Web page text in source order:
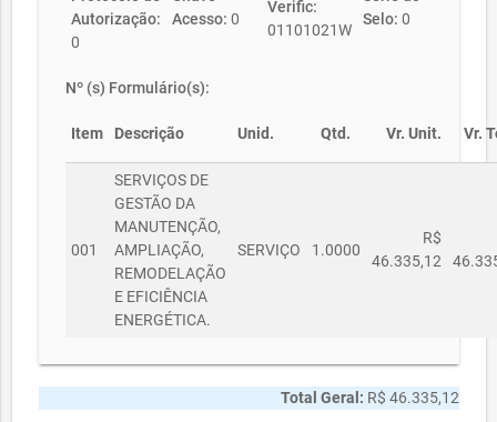
Autorização:
0
Acesso: 0
Verific:
01101021W
Selo: 0
Nº (s) Formulário(s):
Item Descrição Unid. Qtd. Vr. Unit. Vr.
001
SERVIÇOS DE
GESTÃO DA
MANUTENÇÃO,
AMPLIAÇÃO,
REMODELAÇÃO
E EFICIÊNCIA
ENERGÉTICA.
SERVIÇO 1.0000
R$
46.335,12
Total Geral: R$ 46.335,12